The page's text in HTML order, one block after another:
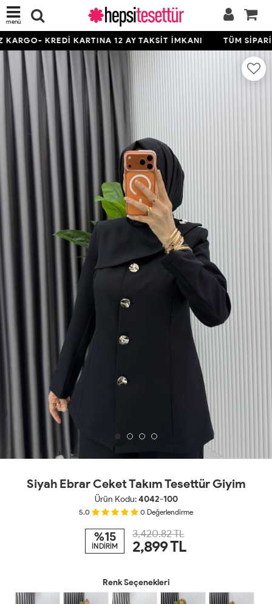
menü
KREDİ KARTINA 12 AY TAKSİT İMKANI TÜM
Siyah Ebrar Ceket Takım Tesettür Giyim
Ürün Kodu:4042-100
5.0 0 Değerlendirme
%15
İNDİRİM
3,420.82 TL
2,899TL
Renk Seçenekleri